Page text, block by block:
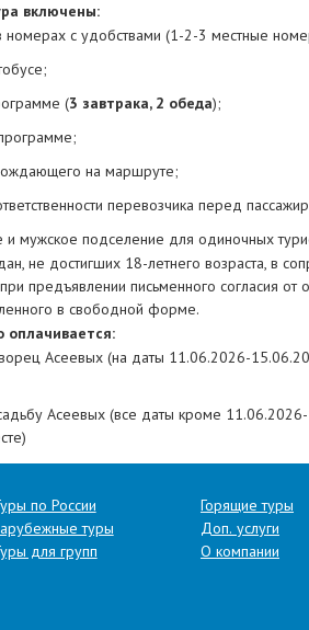
включены:
с удобствами (1-2-3 местные
(3 завтрака, 2 обеда);
на маршруте;
перевозчика перед
мужское подселение для одиночных
не достигших 18-летнего возраста, в
предъявлении письменного согласия
в свободной форме.
оплачивается:
Асеевых (на даты 11.06.2026-
Асеевых (все даты кроме
оставляет за собой право
пункты программы на равнозначные
транспортное обслуживание по
по России
туры
для групп
Горящие туры
Доп. услуги
О компании